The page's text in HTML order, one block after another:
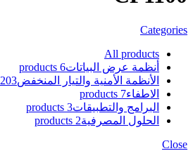
Categories
All products
أنظمة عرض البياتات6 products
الأنظمة الأمنية والتيار المنخفض203 products
الاطفاء7 products
البرامج والتطبيقات3 products
الحلول المصرفية2 products
Close